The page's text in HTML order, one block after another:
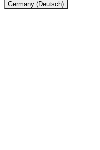
Germany (Deutsch)